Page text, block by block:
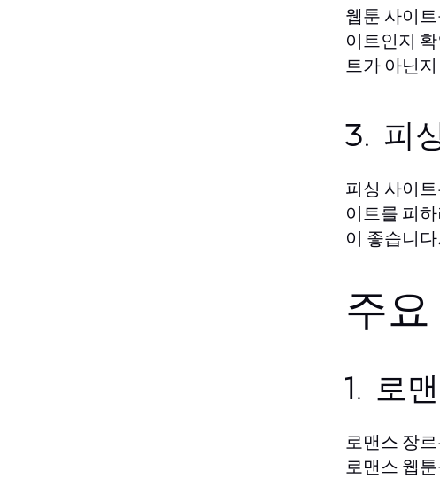
웹툰 사이
이트인지
트가 아닌
3. 피
피싱 사이
이트를 피
이 좋습니
주
1. 로
로맨스 장
로맨스 웹